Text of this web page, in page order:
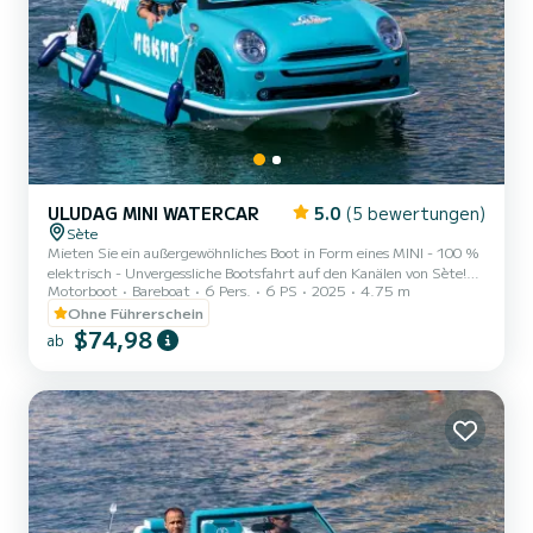
ULUDAG MINI WATERCAR 5.0 (5 bewertungen)
Sète
Mieten Sie ein außergewöhnliches Boot in Form eines MINI - 100 %
elektrisch - Unvergessliche Bootsfahrt auf den Kanälen von Sète!
Erleben Sie ein einzigartiges Erlebnis in Sète an Bord unseres
original gestalteten elektrischen MINI-Bootes! Kombinieren Sie das
Vergnügen einer Bootsfahrt mit dem Charme eines ikonischen
Autos, alles in einer außergewöhnlichen Umgebung: den typischen
Bootes: - Einzigartige MINI-Form, spaßig und fotogen...
Motorboot Bareboat 6 Pers. 6 PS 2025
4.75 m
Ohne Führerschein
ab $74,98